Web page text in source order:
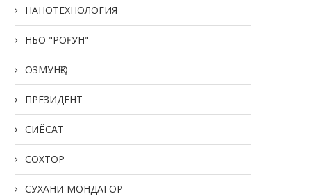
НАНОТЕХНОЛОГИЯ
НБО "РОҒУН"
ОЗМУНҲО
ПРЕЗИДЕНТ
СИЁСАТ
СОХТОР
СУХАНИ МОНДАГОР